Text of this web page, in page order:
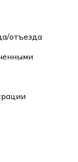
отъезда